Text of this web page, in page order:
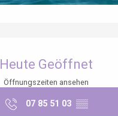
Heute Geöffnet
Öffnungszeiten ansehen
07 85 51 03 ▒▒